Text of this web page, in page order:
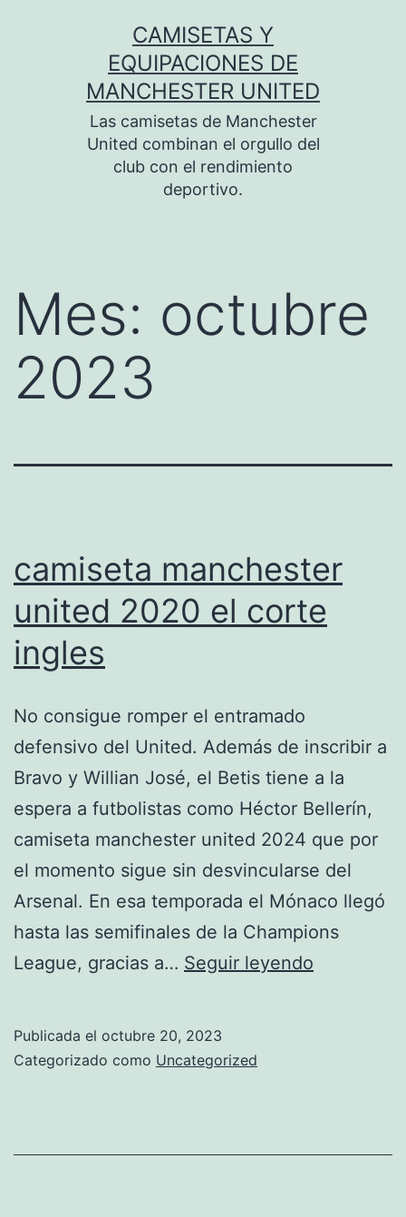
CAMISETAS Y
EQUIPACIONES DE
MANCHESTER UNITED
Las camisetas de Manchester
United combinan el orgullo del
club con el rendimiento
deportivo.
Mes: octubre
2023
camiseta manchester
united 2020 el corte
ingles
No consigue romper el entramado
defensivo del United. Además de inscribir a
Bravo y Willian José, el Betis tiene a la
espera a futbolistas como Héctor Bellerín,
camiseta manchester united 2024 que por
el momento sigue sin desvincularse del
Arsenal. En esa temporada el Mónaco llegó
hasta las semifinales de la Champions
League, gracias a… Seguir leyendo
Publicada el octubre 20, 2023
Categorizado como Uncategorized